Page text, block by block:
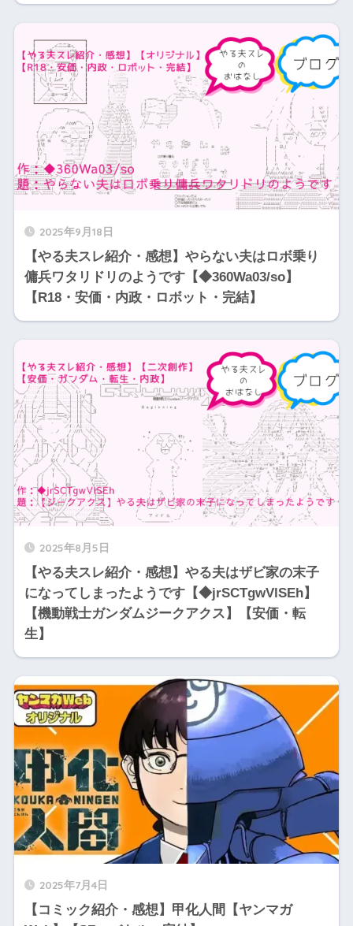
2025年9月18日
【やる夫スレ紹介・感想】やらない夫はロボ乗り
傭兵ワタリドリのようです【◆360Wa03/so】
【R18・安価・内政・ロボット・完結】
2025年8月5日
【やる夫スレ紹介・感想】やる夫はザビ家の末子
になってしまったようです【◆jrSCTgwVlSEh】
【機動戦士ガンダムジークアクス】【安価・転
生】
2025年7月4日
【コミック紹介・感想】甲化人間【ヤンマガ